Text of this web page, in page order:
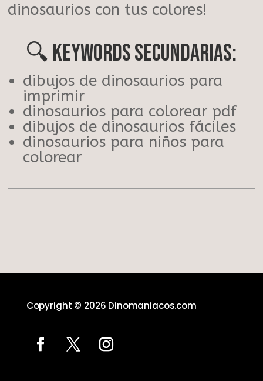
dinosaurios con tus colores!
🔍 Keywords secundarias:
dibujos de dinosaurios para
imprimir
dinosaurios para colorear pdf
dibujos de dinosaurios fáciles
dinosaurios para niños para
colorear
Copyright © 2026 Dinomaniacos.com